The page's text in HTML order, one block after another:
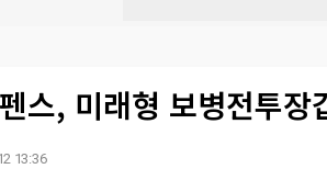
스, 미래형 보병전투
13:36